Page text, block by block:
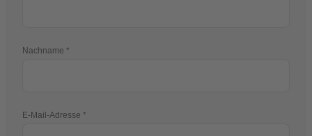
Nachname
E-Mail-Adresse